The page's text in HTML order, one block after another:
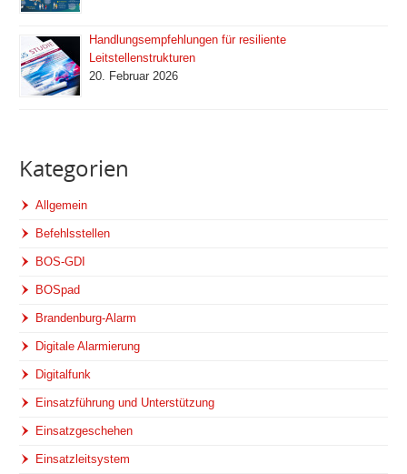
Handlungsempfehlungen für resiliente
Leitstellenstrukturen
20. Februar 2026
Kategorien
Allgemein
Befehlsstellen
BOS-GDI
BOSpad
Brandenburg-Alarm
Digitale Alarmierung
Digitalfunk
Einsatzführung und Unterstützung
Einsatzgeschehen
Einsatzleitsystem